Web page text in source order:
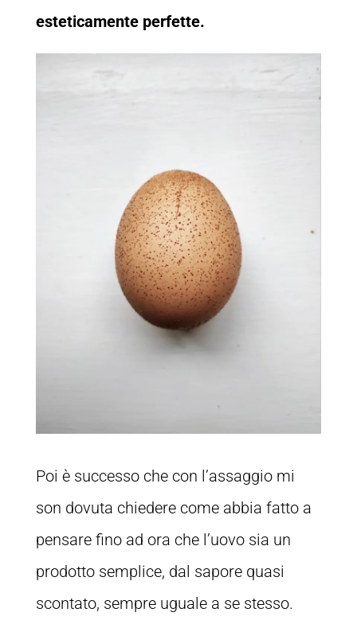
esteticamente perfette.
Poi è successo che con l’assaggio mi
son dovuta chiedere come abbia fatto a
pensare fino ad ora che l’uovo sia un
prodotto semplice, dal sapore quasi
scontato, sempre uguale a se stesso.